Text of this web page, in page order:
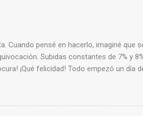
Cuando pensé en hacerlo, imaginé que
Subidas constantes de 7% y
¡Qué felicidad! Todo empezó un día
posponerlo otros 12 meses y